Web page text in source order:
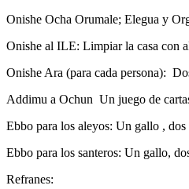
Onishe Ocha Orumale; Elegua y
Onishe al ILE: Limpiar la casa con
Onishe Ara (para cada persona):
Addimu a Ochun Un juego de
Ebbo para los aleyos: Un gallo ,
Ebbo para los santeros: Un gallo,
Refranes: